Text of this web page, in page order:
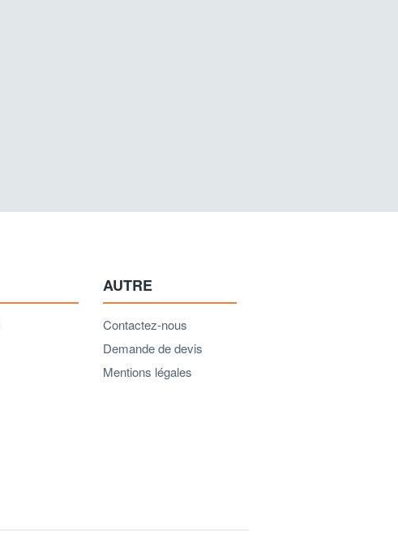
AUTRE
Contactez-nous
Demande de devis
Mentions légales